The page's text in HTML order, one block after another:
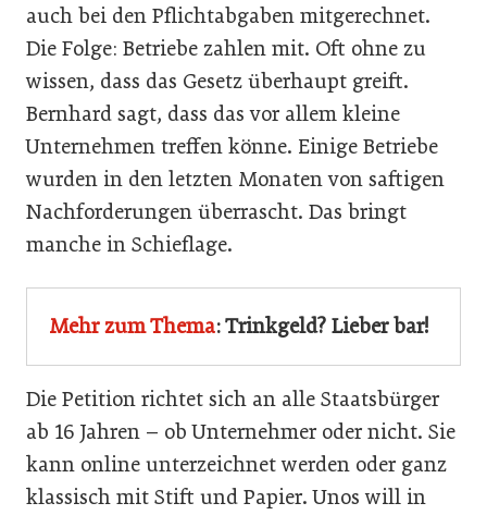
auch bei den Pflichtabgaben mitgerechnet.
Die Folge: Betriebe zahlen mit. Oft ohne zu
wissen, dass das Gesetz überhaupt greift.
Bernhard sagt, dass das vor allem kleine
Unternehmen treffen könne. Einige Betriebe
wurden in den letzten Monaten von saftigen
Nachforderungen überrascht. Das bringt
manche in Schieflage.
Mehr zum Thema: Trinkgeld? Lieber bar!
Die Petition richtet sich an alle Staatsbürger
ab 16 Jahren – ob Unternehmer oder nicht. Sie
kann online unterzeichnet werden oder ganz
klassisch mit Stift und Papier. Unos will in